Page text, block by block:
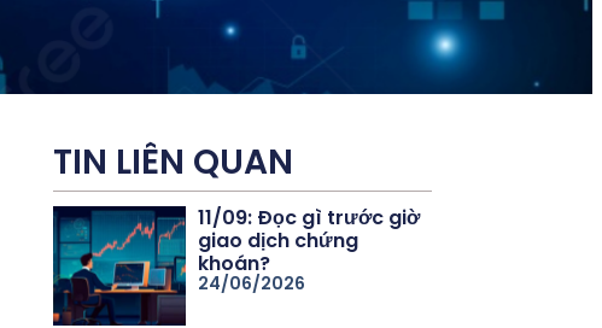
TIN LIÊN QUAN
11/09: Đọc gì trước giờ
giao dịch chứng
khoán?
24/06/2026